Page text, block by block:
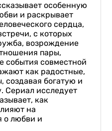
особенную
и раскрывает
сердца,
с которых
возрождение
пары,
совместной
как радостные,
создавая богатую и
Сериал исследует
как
на
о любви и